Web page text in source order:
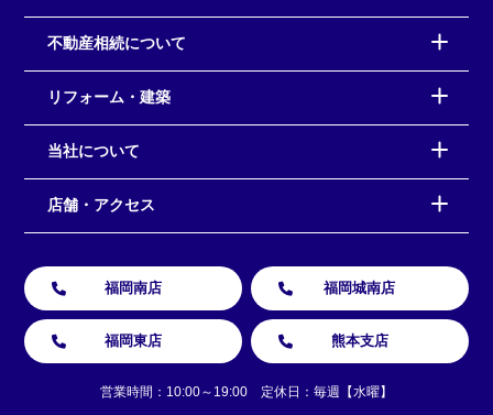
不動産相続について
リフォーム・建築
当社について
店舗・アクセス
福岡南店 福岡城南店
福岡東店 熊本支店
営業時間：10:00～19:00 定休日：毎週【水曜】